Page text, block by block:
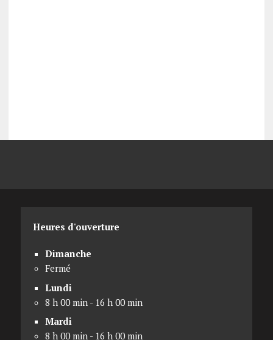
Heures d'ouverture
Dimanche
Fermé
Lundi
8 h 00 min - 16 h 00 min
Mardi
8 h 00 min - 16 h 00 min